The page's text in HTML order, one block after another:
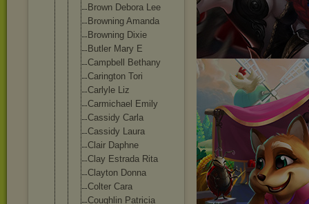
Brown Debora Lee
Browning Amanda
Browning Dixie
Butler Mary E
Campbell Bethany
Carington Tori
Carlyle Liz
Carmichael Emily
Cassidy Carla
Cassidy Laura
Clair Daphne
Clay Estrada Rita
Clayton Donna
Colter Cara
Coughlin Patricia